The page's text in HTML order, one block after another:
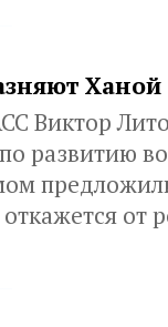
Ханой
Виктор
развитию
от